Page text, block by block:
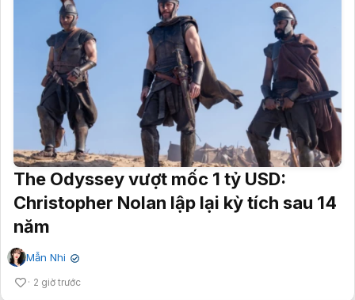
The Odyssey vượt mốc 1 tỷ USD:
Christopher Nolan lập lại kỳ tích sau 14
năm
Mẫn Nhi ✔
2 giờ trước